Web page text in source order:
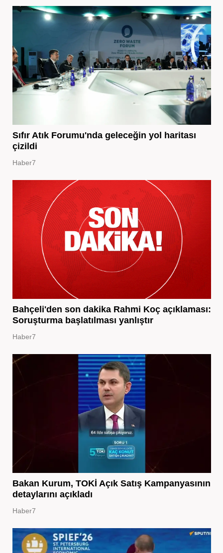
Sıfır Atık Forumu'nda geleceğin yol haritası
çizildi
Haber7
Bahçeli'den son dakika Rahmi Koç açıklaması:
Soruşturma başlatılması yanlıştır
Haber7
Bakan Kurum, TOKİ Açık Satış Kampanyasının
detaylarını açıkladı
Haber7